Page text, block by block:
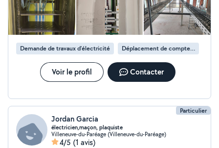
Demande de travaux d’électricité Déplacement de compteur électrique
Voir le profil Contacter
Particulier
Jordan Garcia
électricien,maçon, plaquiste
Villeneuve-du-Paréage (Villeneuve-du-Paréage)
4/5 (1 avis)